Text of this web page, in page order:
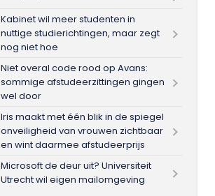
Kabinet wil meer studenten in
nuttige studierichtingen, maar zegt
nog niet hoe
Niet overal code rood op Avans:
sommige afstudeerzittingen gingen
wel door
Iris maakt met één blik in de spiegel
onveiligheid van vrouwen zichtbaar
en wint daarmee afstudeerprijs
Microsoft de deur uit? Universiteit
Utrecht wil eigen mailomgeving